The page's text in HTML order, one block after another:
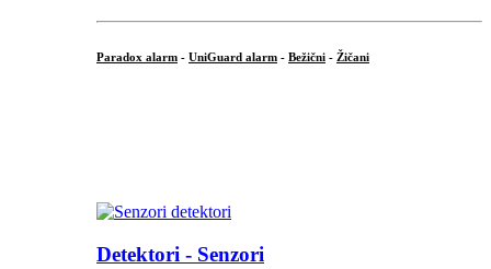
Paradox alarm - UniGuard alarm - Bežični - Žičani
Detektori - Senzori